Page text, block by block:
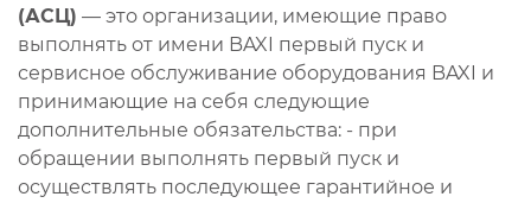
(АСЦ) — это организации, имеющие право
выполнять от имени BAXI первый пуск и
сервисное обслуживание оборудования BAXI и
принимающие на себя следующие
дополнительные обязательства: - при
обращении выполнять первый пуск и
осуществлять последующее гарантийное и